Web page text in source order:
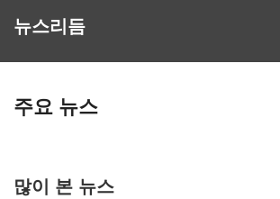
뉴스리듬
주요 뉴스
많이 본 뉴스